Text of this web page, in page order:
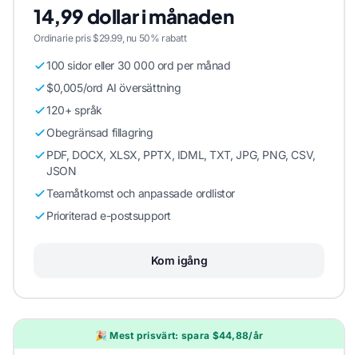
14,99 dollar i månaden
Ordinarie pris $29.99, nu 50% rabatt
100 sidor eller 30 000 ord per månad
$0,005/ord AI översättning
120+ språk
Obegränsad fillagring
PDF, DOCX, XLSX, PPTX, IDML, TXT, JPG, PNG, CSV,
JSON
Teamåtkomst och anpassade ordlistor
Prioriterad e-postsupport
Kom igång
🎉 Mest prisvärt: spara $44,88/år